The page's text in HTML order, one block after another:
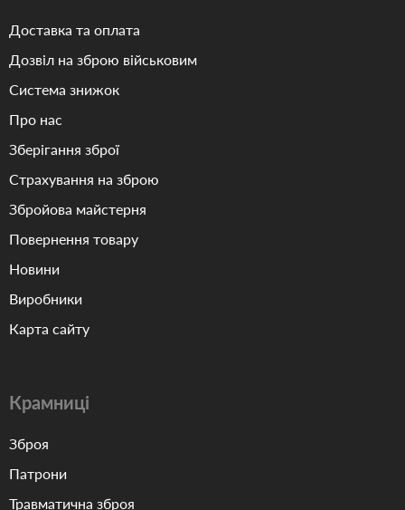
Доставка та оплата
Дозвіл на зброю військовим
Система знижок
Про нас
Зберігання зброї
Страхування на зброю
Збройова майстерня
Повернення товару
Новини
Виробники
Карта сайту
Крамниці
Зброя
Патрони
Травматична зброя